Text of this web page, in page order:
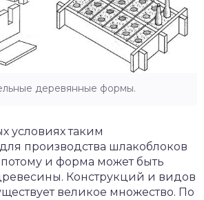
деревянные формы.
условиях таким
производства шлакоблоков
потому и форма может быть
Конструкций и видов
великое множество. По